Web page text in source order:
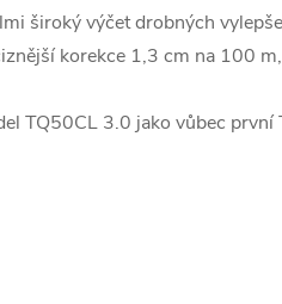
široký výčet drobných
korekce 1,3 cm na 100
TQ50CL 3.0 jako vůbec